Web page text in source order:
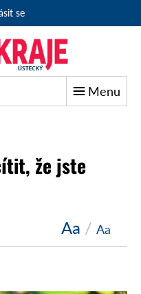
se
Menu
že jste
Aa / Aa